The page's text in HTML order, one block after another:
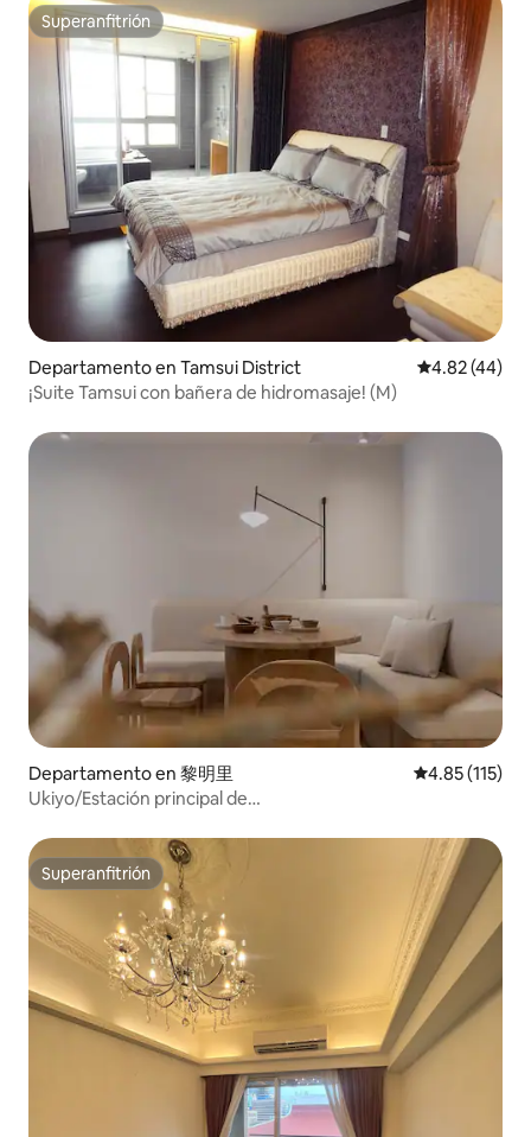
Superanfitrión
Superanfitrión
Departamento en Tamsui District Calificación
4.82 (44)
¡Suite Tamsui con bañera de hidromasaje! (M)
Departamento en 黎明里 Calificación
4.85 (115)
Ukiyo/Estación principal de
Superanfitrión
Superanfitrión